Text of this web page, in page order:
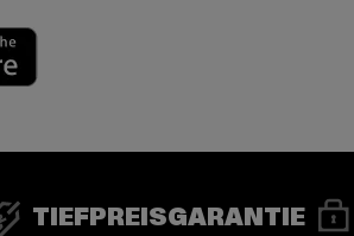
TIEFPREISGARANTIE